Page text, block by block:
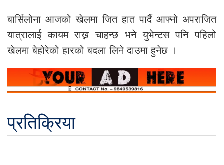
बार्सिलोना आजको खेलमा जित हात पार्दै आफ्नो अपराजित
यात्रालाई कायम राख्न चाहन्छ भने युभेन्टस पनि पहिलो
खेलमा बेहोरेको हारको बदला लिने दाउमा हुनेछ ।
प्रतिक्रिया